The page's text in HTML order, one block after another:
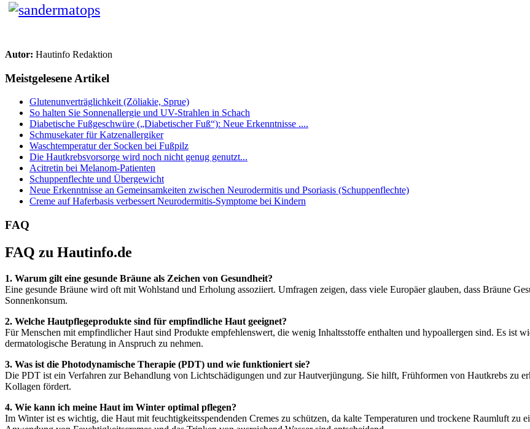
Autor: Hautinfo Redaktion
Meistgelesene Artikel
Glutenunverträglichkeit (Zöliakie, Sprue)
So halten Sie Sonnenallergie und UV-Strahlen in Schach
Diabetische Fußgeschwüre („Diabetischer Fuß“): Neue Erkenntnisse ....
Schmusekater für Katzenallergiker
Waschtemperatur der Socken bei Fußpilz
Die Hautkrebsvorsorge wird noch nicht genug genutzt...
Acitretin bei Melanom-Patienten
Schuppenflechte und Übergewicht
Neue Erkenntnisse an Gemeinsamkeiten zwischen Neurodermitis und Psoriasis (Schuppenflechte)
Creme auf Haferbasis verbessert Neurodermitis-Symptome bei Kindern
FAQ
FAQ zu Hautinfo.de
1. Warum gilt eine gesunde Bräune als Zeichen von Gesundheit?
Eine gesunde Bräune wird oft mit Wohlstand und Erholung assoziiert. Umfragen zeigen, dass viele Europäer glauben, dass Bräune
Sonnenkonsum.
2. Welche Hautpflegeprodukte sind für empfindliche Haut geeignet?
Für Menschen mit empfindlicher Haut sind Produkte empfehlenswert, die wenig Inhaltsstoffe enthalten und hypoallergen sind. Es ist
dermatologische Beratung in Anspruch zu nehmen.
3. Was ist die Photodynamische Therapie (PDT) und wie funktioniert sie?
Die PDT ist ein Verfahren zur Behandlung von Lichtschädigungen und zur Hautverjüngung. Sie hilft, Frühformen von Hautkrebs zu
Kollagen fördert.
4. Wie kann ich meine Haut im Winter optimal pflegen?
Im Winter ist es wichtig, die Haut mit feuchtigkeitsspendenden Cremes zu schützen, da kalte Temperaturen und trockene Raumluft zu